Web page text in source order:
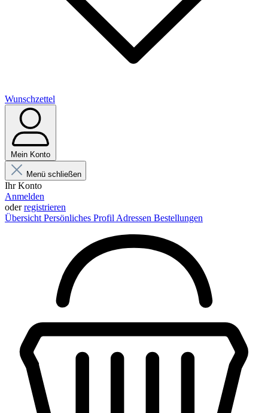
Wunschzettel
Mein Konto
Menü schließen
Ihr Konto
Anmelden
oderregistrieren
Übersicht Persönliches Profil Adressen Bestellungen